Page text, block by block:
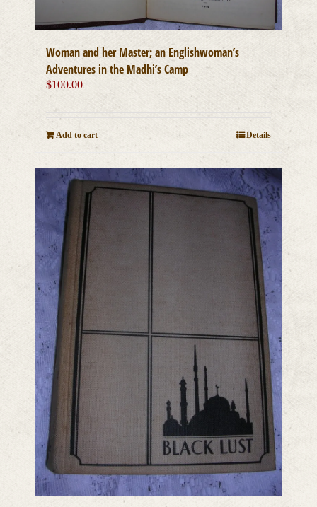
Woman and her Master; an Englishwoman’s
Adventures in the Madhi’s Camp
$100.00
Add to cart Details